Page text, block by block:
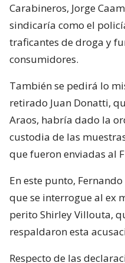
Carabineros, Jorge
sindicaría como el
traficantes de droga y
consumidores.
También se pedirá lo
retirado Juan Donatti,
Araos, habría dado la
custodia de las
que fueron enviadas al
En este punto,
que se interrogue al ex
perito Shirley Villouta,
respaldaron esta
Respecto de las